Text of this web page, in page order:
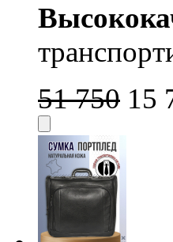
51 750 15